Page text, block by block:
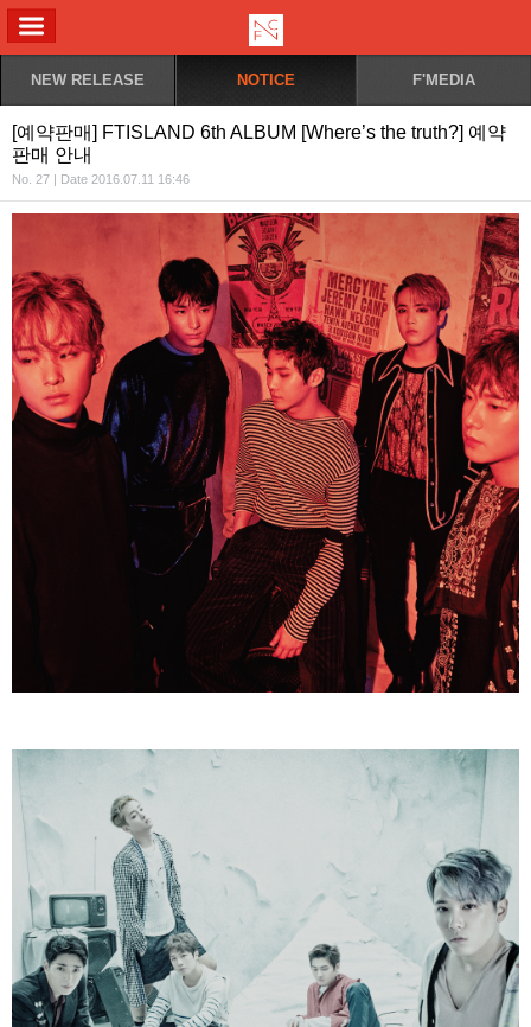
NEW RELEASE NOTICE F'MEDIA
[예약판매] FTISLAND 6th ALBUM [Where’s the truth?] 예약
판매 안내
No. 27 | Date 2016.07.11 16:46